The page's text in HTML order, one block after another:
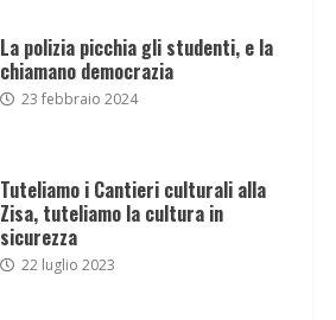
La polizia picchia gli studenti, e la
chiamano democrazia
23 febbraio 2024
Tuteliamo i Cantieri culturali alla
Zisa, tuteliamo la cultura in
sicurezza
22 luglio 2023